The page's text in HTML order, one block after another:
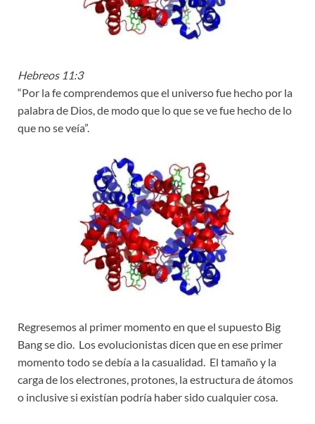
Hebreos 11:3
“Por la fe comprendemos que el universo fue hecho por la
palabra de Dios, de modo que lo que se ve fue hecho de lo
que no se veía”.
Regresemos al primer momento en que el supuesto Big
Bang se dio. Los evolucionistas dicen que en ese primer
momento todo se debía a la casualidad. El tamaño y la
carga de los electrones, protones, la estructura de átomos
o inclusive si existían podría haber sido cualquier cosa.